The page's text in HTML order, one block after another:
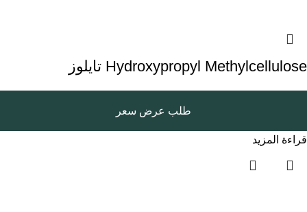
Hydroxypropyl Methylcellulose تايلوز
طلب عرض سعر
قراءة المزيد